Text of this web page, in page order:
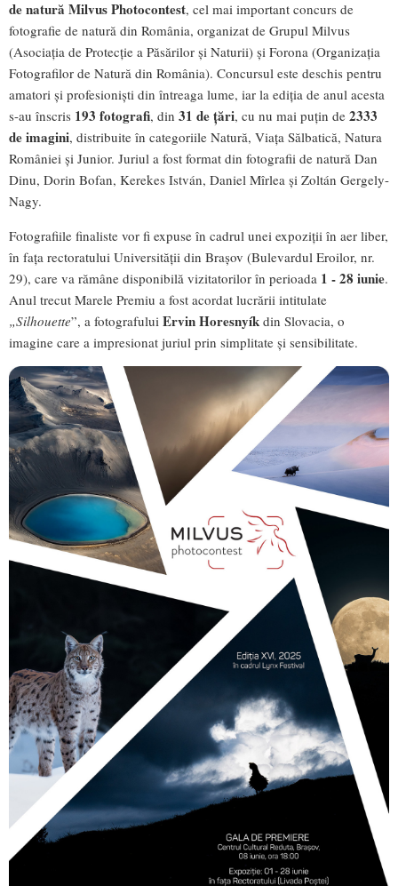
de natură Milvus Photocontest, cel mai important concurs de
fotografie de natură din România, organizat de Grupul Milvus
(Asociația de Protecție a Păsărilor și Naturii) și Forona (Organizația
Fotografilor de Natură din România). Concursul este deschis pentru
amatori și profesioniști din întreaga lume, iar la ediția de anul acesta
s-au înscris 193 fotografi, din 31 de țări, cu nu mai puțin de 2333
de imagini, distribuite în categoriile Natură, Viața Sălbatică, Natura
României și Junior. Juriul a fost format din fotografii de natură Dan
Dinu, Dorin Bofan, Kerekes István, Daniel Mîrlea și Zoltán Gergely-
Nagy.
Fotografiile finaliste vor fi expuse în cadrul unei expoziții în aer liber,
în fața rectoratului Universității din Brașov (Bulevardul Eroilor, nr.
29), care va rămâne disponibilă vizitatorilor în perioada 1 - 28 iunie.
Anul trecut Marele Premiu a fost acordat lucrării intitulate
„Silhouette”, a fotografului Ervin Horesnyík din Slovacia, o
imagine care a impresionat juriul prin simplitate și sensibilitate.